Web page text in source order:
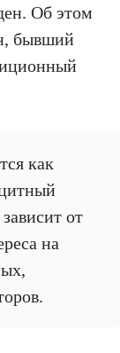
Об этом
бывший
как
от
на